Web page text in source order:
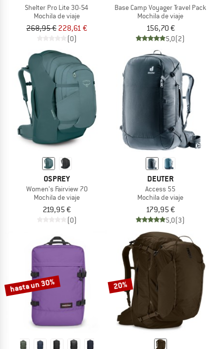
Shelter Pro Lite 30-54
Mochila de viaje
268,95 € 228,61 €
(0)
Base Camp Voyager Travel Pack
Mochila de viaje
156,70 €
5,0(2)
OSPREY
Women's Fairview 70
Mochila de viaje
219,95 €
(0)
DEUTER
Access 55
Mochila de viaje
179,95 €
5,0(3)
hasta un 30% 20%